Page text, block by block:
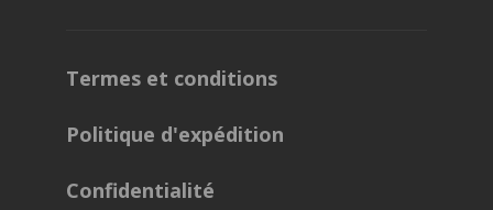
Termes et conditions
Politique d'expédition
Confidentialité